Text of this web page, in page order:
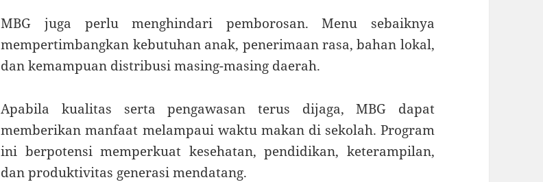
MBG juga perlu menghindari pemborosan. Menu sebaiknya
mempertimbangkan kebutuhan anak, penerimaan rasa, bahan lokal,
dan kemampuan distribusi masing-masing daerah.
Apabila kualitas serta pengawasan terus dijaga, MBG dapat
memberikan manfaat melampaui waktu makan di sekolah. Program
ini berpotensi memperkuat kesehatan, pendidikan, keterampilan,
dan produktivitas generasi mendatang.